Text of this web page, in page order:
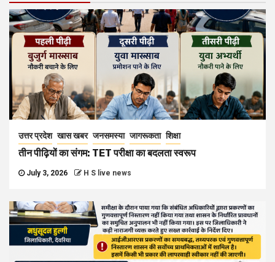
उत्तर प्रदेश खास खबर जनसमस्या जागरूकता शिक्षा
तीन पीढ़ियों का संगम: TET परीक्षा का बदलता स्वरूप
July 3, 2026 H S live news